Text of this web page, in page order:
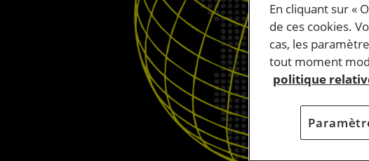
En cliquant sur «
de ces cookies.
cas, les
tout moment
politique